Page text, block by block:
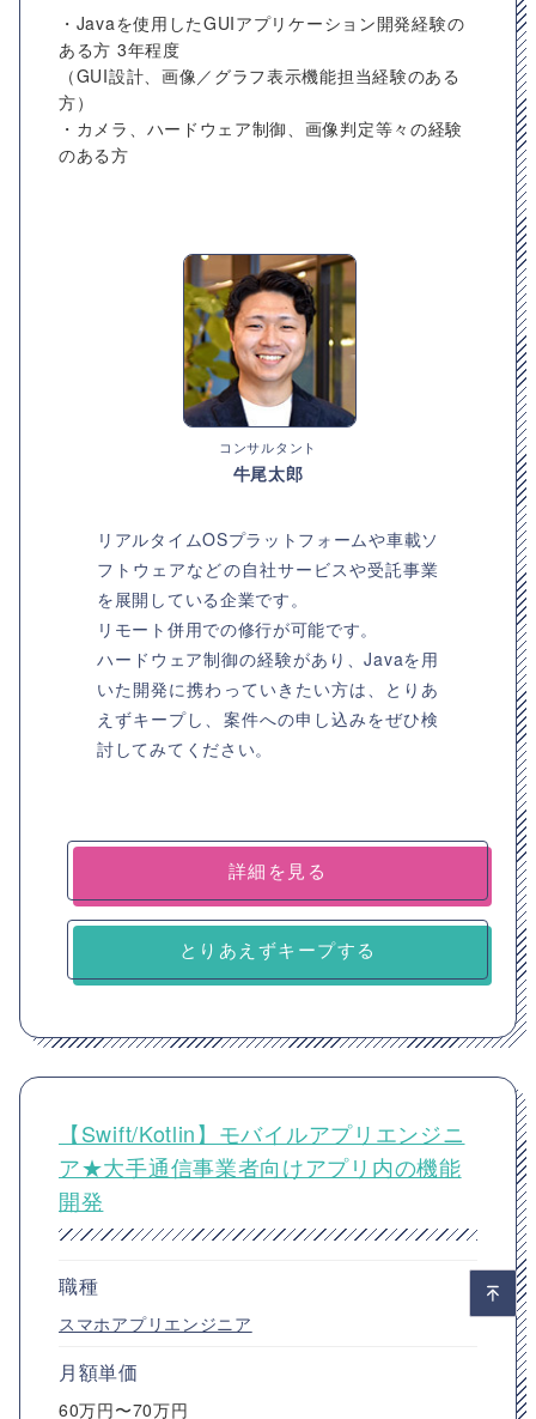
・Javaを使用したGUIアプリケーション開発経験の
ある方 3年程度
（GUI設計、画像／グラフ表示機能担当経験のある
方）
・カメラ、ハードウェア制御、画像判定等々の経験
のある方
コンサルタント
牛尾太郎
リアルタイムOSプラットフォームや車載ソ
フトウェアなどの自社サービスや受託事業
を展開している企業です。
リモート併用での修行が可能です。
ハードウェア制御の経験があり、Javaを用
いた開発に携わっていきたい方は、とりあ
えずキープし、案件への申し込みをぜひ検
討してみてください。
詳細を見る
とりあえずキープする
【Swift/Kotlin】モバイルアプリエンジニ
ア★大手通信事業者向けアプリ内の機能
開発
職種
スマホアプリエンジニア
月額単価
60万円〜70万円